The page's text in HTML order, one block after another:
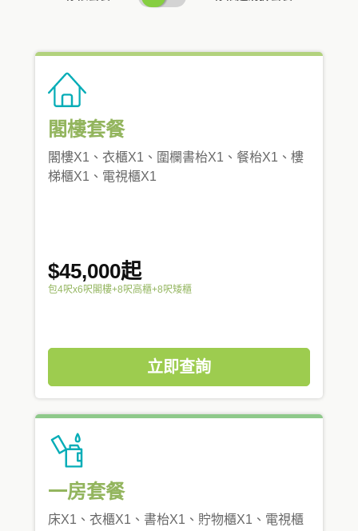
PRICING
閣樓套餐
閣樓X1、衣櫃X1、圍欄書枱X1、餐枱X1、樓
梯櫃X1、電視櫃X1
$45,000起
包4呎x6呎閣樓+8呎高櫃+8呎矮櫃
立即查詢
一房套餐
床X1、衣櫃X1、書枱X1、貯物櫃X1、電視櫃